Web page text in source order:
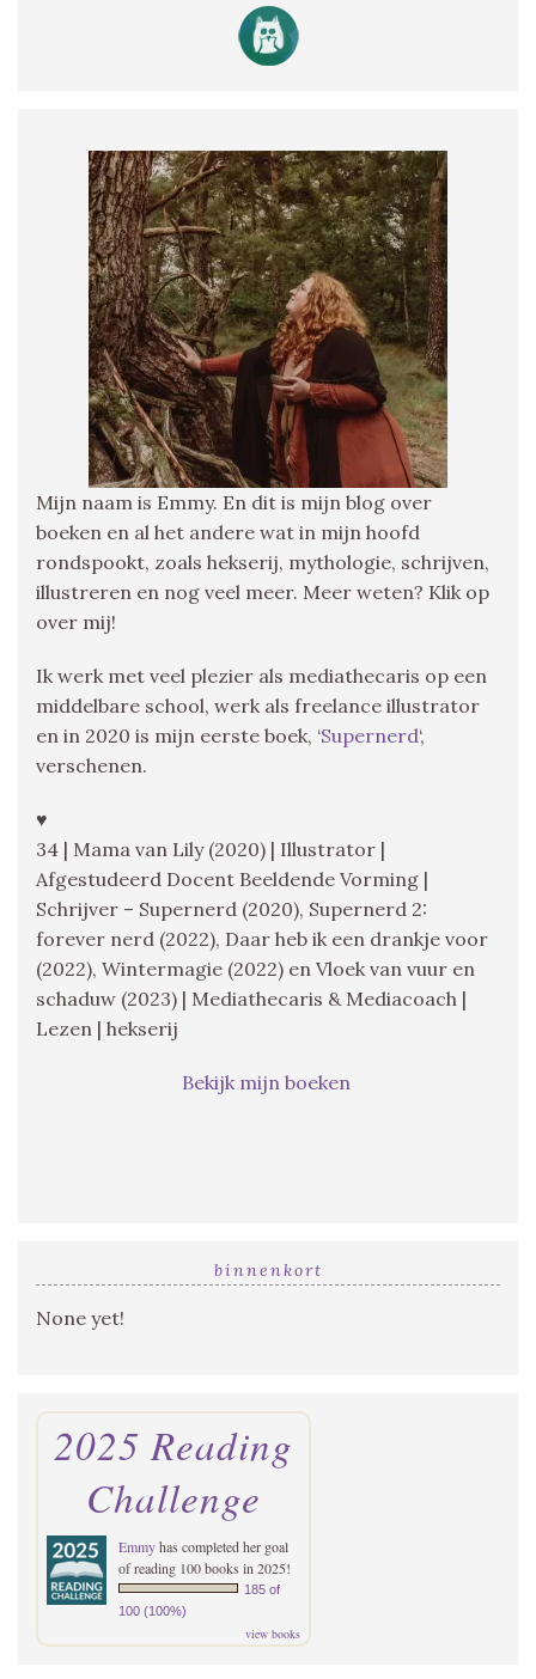
Mijn naam is Emmy. En dit is mijn blog over
boeken en al het andere wat in mijn hoofd
rondspookt, zoals hekserij, mythologie, schrijven,
illustreren en nog veel meer. Meer weten? Klik op
over mij!
Ik werk met veel plezier als mediathecaris op een
middelbare school, werk als freelance illustrator
en in 2020 is mijn eerste boek, ‘Supernerd‘,
verschenen.
♥
34 | Mama van Lily (2020) | Illustrator |
Afgestudeerd Docent Beeldende Vorming |
Schrijver – Supernerd (2020), Supernerd 2:
forever nerd (2022), Daar heb ik een drankje voor
(2022), Wintermagie (2022) en Vloek van vuur en
schaduw (2023) | Mediathecaris & Mediacoach |
Lezen | hekserij
Bekijk mijn boeken
binnenkort
None yet!
2025 Reading
Challenge
Emmyhas completed her goal
of reading 100 books in 2025!
185 of
100 (100%)
view books